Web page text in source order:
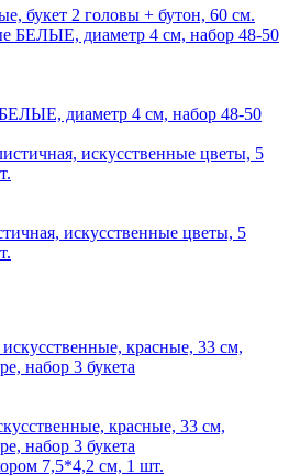
букет 2 головы + бутон, 60 см.
диаметр 4 см, набор 48-50
искусственные цветы, 5
красные, 33 см,
набор 3 букета